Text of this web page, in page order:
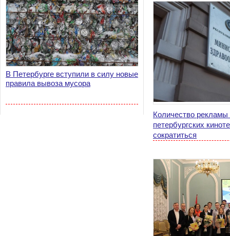
В Петербурге вступили в силу новые
правила вывоза мусора
Количество
петербургских
сократиться